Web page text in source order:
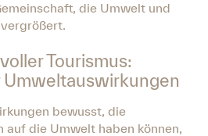
die Umwelt und
Tourismus:
bewusst, die
die Umwelt haben können,